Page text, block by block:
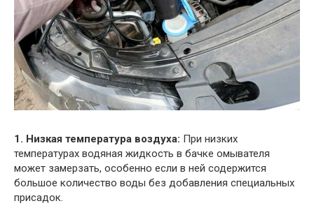
1. Низкая температура воздуха: При низких
температурах водяная жидкость в бачке омывателя
может замерзать, особенно если в ней содержится
большое количество воды без добавления специальных
присадок.